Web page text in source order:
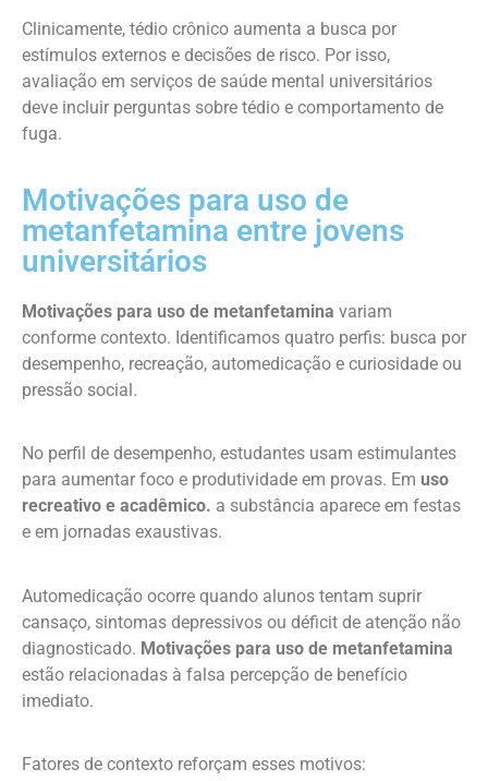
Clinicamente, tédio crônico aumenta a busca por
estímulos externos e decisões de risco. Por isso,
avaliação em serviços de saúde mental universitários
deve incluir perguntas sobre tédio e comportamento de
fuga.
Motivações para uso de
metanfetamina entre jovens
universitários
Motivações para uso de metanfetamina variam
conforme contexto. Identificamos quatro perfis: busca por
desempenho, recreação, automedicação e curiosidade ou
pressão social.
No perfil de desempenho, estudantes usam estimulantes
para aumentar foco e produtividade em provas. Em uso
recreativo e acadêmico. a substância aparece em festas
e em jornadas exaustivas.
Automedicação ocorre quando alunos tentam suprir
cansaço, sintomas depressivos ou déficit de atenção não
diagnosticado. Motivações para uso de metanfetamina
estão relacionadas à falsa percepção de benefício
imediato.
Fatores de contexto reforçam esses motivos: